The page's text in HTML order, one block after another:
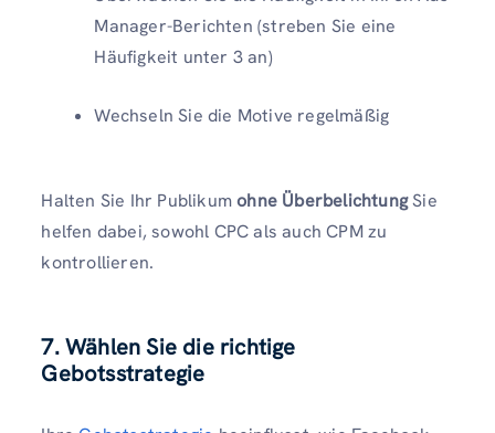
Manager-Berichten (streben Sie eine
Häufigkeit unter 3 an)
Wechseln Sie die Motive regelmäßig
Halten Sie Ihr Publikumohne ÜberbelichtungSie
helfen dabei, sowohl CPC als auch CPM zu
kontrollieren.
7. Wählen Sie die richtige
Gebotsstrategie